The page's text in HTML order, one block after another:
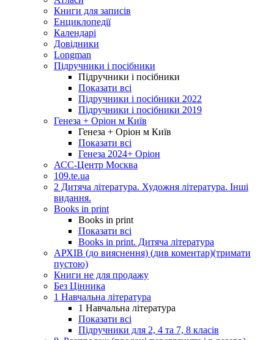
Книги для записів
Енциклопедії
Календарі
Довідники
Longman
Підручники і посібники
Підручники і посібники
Показати всі
Підручники і посібники 2022
Підручники і посібники 2019
Генеза + Оріон м Київ
Генеза + Оріон м Київ
Показати всі
Генеза 2024+ Оріон
АСС-Центр Москва
109.te.ua
2 Дитяча література. Художня література. Інші
видання.
Books in print
Books in print
Показати всі
Books in print. Дитяча література
АРХІВ (до вияснення) (див коментар)(тримати
пустою)
Книги не для продажу
Без Цінника
1 Навчальна література
1 Навчальна література
Показати всі
Підручники для 2, 4 та 7, 8 класів